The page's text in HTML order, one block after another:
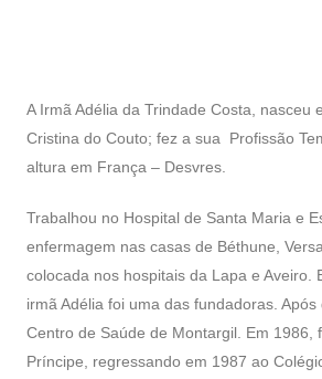
A Irmã Adélia da Trindade Costa,
Cristina do Couto; fez a sua Profissão
altura em França – Desvres.
Trabalhou no Hospital de Santa Maria e
enfermagem nas casas de Béthune,
colocada nos hospitais da Lapa e
irmã Adélia foi uma das fundadoras.
Centro de Saúde de Montargil. Em 1986,
Príncipe, regressando em 1987 ao